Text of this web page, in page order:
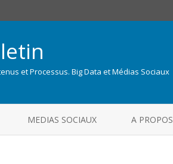
et Processus. Big Data et Médias Sociaux
MEDIAS SOCIAUX A PROPOS